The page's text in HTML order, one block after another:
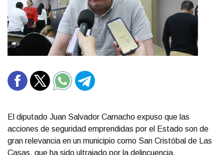
El diputado Juan Salvador Camacho expuso que las
acciones de seguridad emprendidas por el Estado son de
gran relevancia en un municipio como San Cristóbal de Las
Casas, que ha sido ultrajado por la delincuencia.